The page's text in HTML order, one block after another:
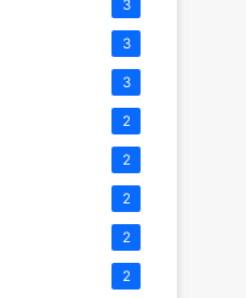
3
3
3
2
2
2
2
2